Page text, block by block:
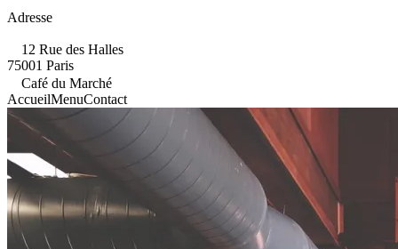
Adresse
12 Rue des Halles
75001 Paris
Café du Marché
AccueilMenuContact